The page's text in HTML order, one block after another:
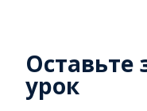
Оставьте
урок